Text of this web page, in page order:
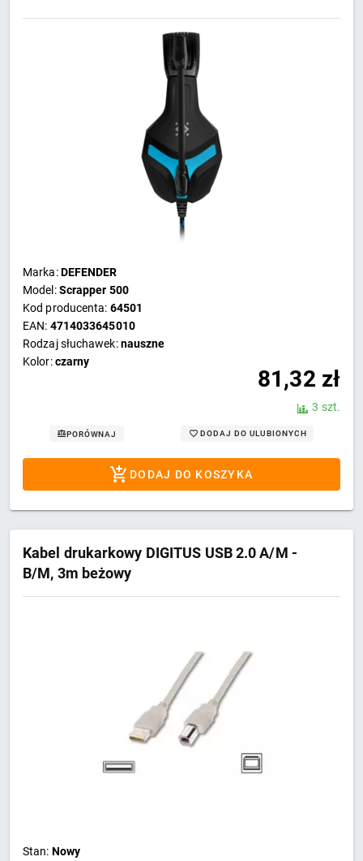
NIEBIESKIE 64501
Marka:DEFENDER
Model:Scrapper 500
Kod producenta: 64501
EAN: 4714033645010
Rodzaj słuchawek:nauszne
Kolor:czarny
81,32 zł
3 szt.
PORÓWNAJ DODAJ DO ULUBIONYCH
DODAJ DO KOSZYKA
Kabel drukarkowy DIGITUS USB 2.0 A/M -
B/M, 3m beżowy
Stan: Nowy